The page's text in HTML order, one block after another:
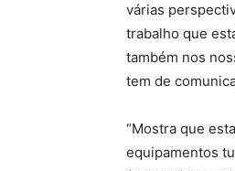
várias
trabalho que
também nos
tem de
“Mostra que
equipamentos